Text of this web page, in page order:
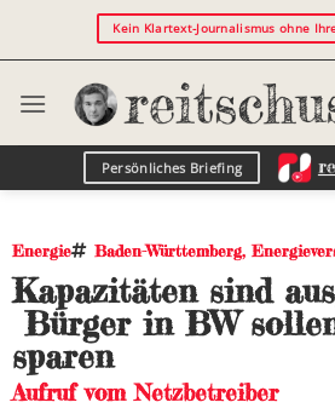
Kein Klartext-Journalismus ohne
Persönliches Briefing
Energie Baden-Württemberg,
Kapazitäten sind
Bürger in BW
sparen
Aufruf vom Netzbetreiber